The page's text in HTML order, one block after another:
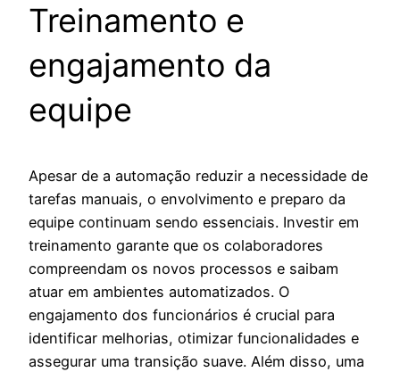
Treinamento e
engajamento da
equipe
Apesar de a automação reduzir a necessidade de
tarefas manuais, o envolvimento e preparo da
equipe continuam sendo essenciais. Investir em
treinamento garante que os colaboradores
compreendam os novos processos e saibam
atuar em ambientes automatizados. O
engajamento dos funcionários é crucial para
identificar melhorias, otimizar funcionalidades e
assegurar uma transição suave. Além disso, uma